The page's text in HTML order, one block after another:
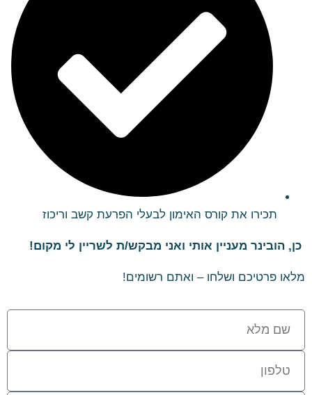
תכירו את קורס האימון לבעלי הפרעת קשב וריכוז
כן, הובינר מעניין אותי ואני מבקש/ת לשריין לי מקום!
מלאו פרטיכם ושלחו – ואתם רשומים!